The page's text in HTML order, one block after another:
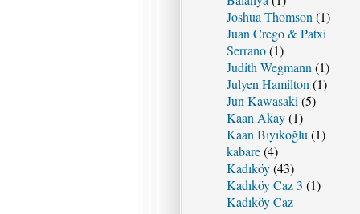
Joshua Thomson (1)
Juan Crego & Patxi
Serrano(1)
Judith Wegmann (1)
Julyen Hamilton (1)
Jun Kawasaki (5)
Kaan Akay(1)
Kaan Bıyıkoğlu (1)
kabare(4)
Kadıköy(43)
Kadıköy Caz 3 (1)
Kadıköy Caz